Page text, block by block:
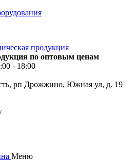
по оптовым ценам
- 18:00
рп Дрожжино, Южная ул, д. 19
Меню